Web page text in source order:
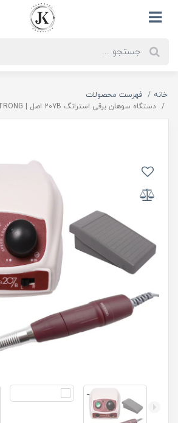
خانه
فهرست محصولات
دستگاه سوهان برقی استرانگ 207B اصل | STRONG